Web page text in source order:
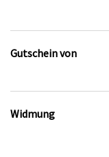
Gutschein von
Widmung